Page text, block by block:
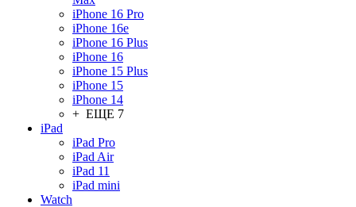
iPhone 16 Pro
iPhone 16e
iPhone 16 Plus
iPhone 16
iPhone 15 Plus
iPhone 15
iPhone 14
+ ЕЩЕ 7
iPad
iPad Pro
iPad Air
iPad 11
iPad mini
Watch